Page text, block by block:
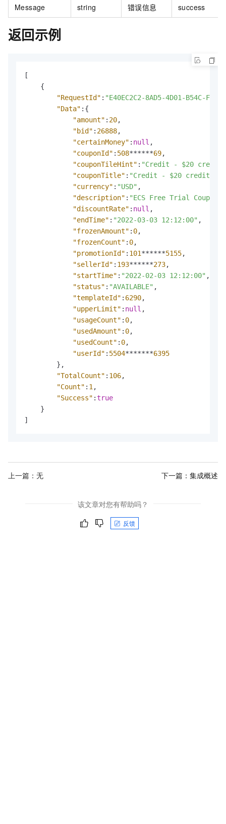
Message string 错误信息 success
返回示例
[
{
"RequestId" : "E40EC2C2-8AD5-4D01-B54C-
"Data" : {
"amount" : 20,
"bid" : 26888,
"certainMoney" : null ,
"couponId" : 508******69,
"couponTileHint" : "Credit - $20
"couponTitle" : "Credit - $20 credit
"currency" : "USD" ,
"description" : "ECS Free Trial Coupon"
"discountRate" : null ,
"endTime" : "2022-03-03 12:12:00" ,
"frozenAmount" : 0,
"frozenCount" : 0,
"promotionId" : 101******5155,
"sellerId" : 193******273,
"startTime" : "2022-02-03 12:12:00" ,
"status" : "AVAILABLE" ,
"templateId" : 6290,
"upperLimit" : null ,
"usageCount" : 0,
"usedAmount" : 0,
"usedCount" : 0,
"userId" : 5504*******6395
} ,
"TotalCount" : 106,
"Count" : 1 ,
"Success" :true
}
]
上一篇：无 下一篇： 集成概述
该文章对您有帮助吗？
反馈